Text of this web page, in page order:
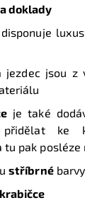
doklady
jezdec jsou z
je také
ke
tu pak posléze
stříbrnébarvy